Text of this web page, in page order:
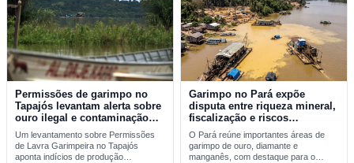
Permissões de garimpo no
Tapajós levantam alerta sobre
ouro ilegal e contaminação
por mercúrio
Um levantamento sobre Permissões
de Lavra Garimpeira no Tapajós
aponta indícios de produção
Garimpo no Pará expõe
disputa entre riqueza mineral,
fiscalização e riscos
ambientais
O Pará reúne importantes áreas de
garimpo de ouro, diamante e
manganês, com destaque para o